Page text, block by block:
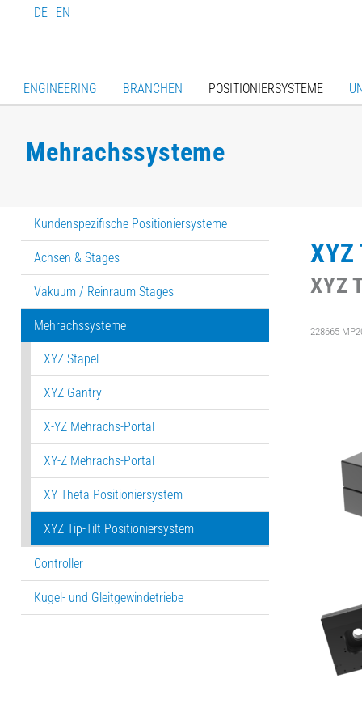
DE EN
ENGINEERING BRANCHEN POSITIONIERSYSTEME
Mehrachssysteme
Kundenspezifische Positioniersysteme
Achsen & Stages
Vakuum / Reinraum Stages
Mehrachssysteme
XYZ Stapel
XYZ Gantry
X-YZ Mehrachs-Portal
XY-Z Mehrachs-Portal
XY Theta Positioniersystem
XYZ Tip-Tilt Positioniersystem
Controller
Kugel- und Gleitgewindetriebe
XYZ
228665